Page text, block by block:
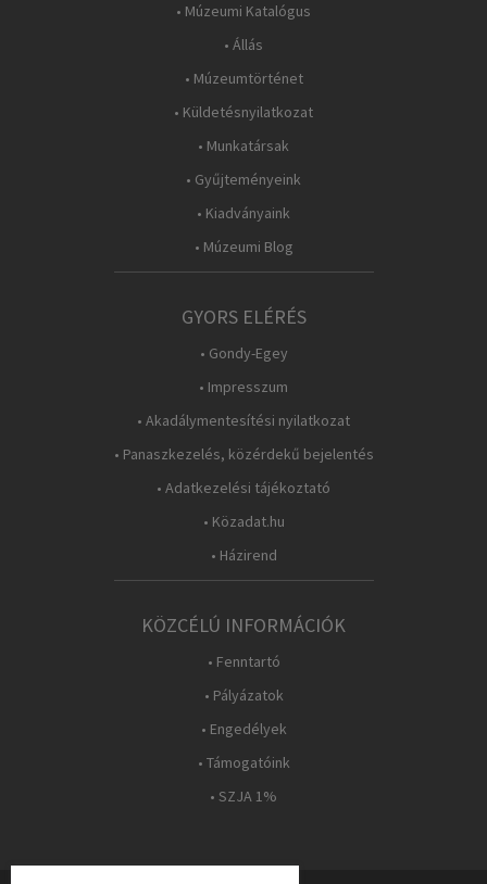
• Múzeumi Katalógus
• Állás
• Múzeumtörténet
• Küldetésnyilatkozat
• Munkatársak
• Gyűjteményeink
• Kiadványaink
• Múzeumi Blog
GYORS ELÉRÉS
• Gondy-Egey
• Impresszum
• Akadálymentesítési nyilatkozat
• Panaszkezelés, közérdekű bejelentés
• Adatkezelési tájékoztató
• Közadat.hu
• Házirend
KÖZCÉLÚ INFORMÁCIÓK
• Fenntartó
• Pályázatok
• Engedélyek
• Támogatóink
• SZJA 1%